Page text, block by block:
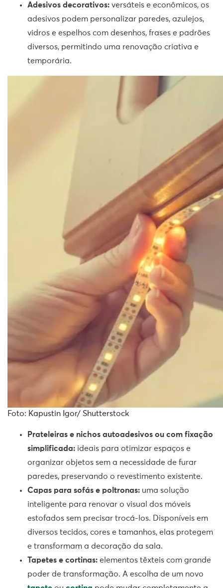
Adesivos decorativos: versáteis e econômicos, os
adesivos podem personalizar paredes, azulejos,
vidros e espelhos com desenhos, frases e padrões
diversos, permitindo uma renovação criativa e
temporária.
Foto: Kapustin Igor/ Shutterstock
Prateleiras e nichos autoadesivos ou com fixação
simplificada: ideais para otimizar espaços e
organizar objetos sem a necessidade de furar
paredes, preservando o revestimento existente.
Capas para sofás e poltronas: uma solução
inteligente para renovar o visual dos móveis
estofados sem precisar trocá-los. Disponíveis em
diversos tecidos, cores e tamanhos, elas protegem
e transformam a decoração da sala.
Tapetes e cortinas: elementos têxteis com grande
poder de transformação. A escolha de um novo